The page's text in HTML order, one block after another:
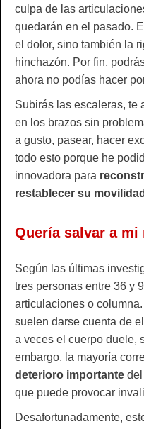
culpa de las
quedarán en el pasado.
el dolor, sino también la
hinchazón. Por fin,
ahora no podías hacer
Subirás las escaleras, te
en los brazos sin
a gusto, pasear, hacer
todo esto porque he
innovadora para
restablecer su
Quería salvar a mi
Según las últimas
tres personas entre 36 y
articulaciones o
suelen darse cuenta de
a veces el cuerpo duele,
embargo, la mayoría
deterioro importante
que puede provocar
Desafortunadamente,